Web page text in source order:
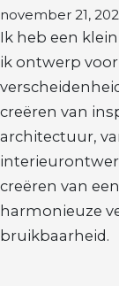
november 21,
Ik heb een
ik ontwerp
creëren van
architectuur,
creëren van
harmonieuze
bruikbaarheid.